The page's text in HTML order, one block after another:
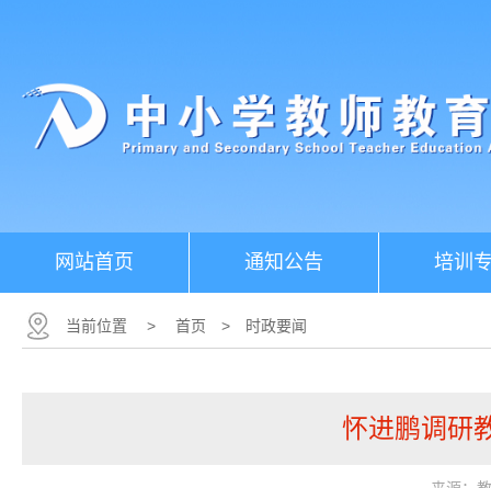
网站首页 通知公告 培训
当前位置 > 首页 > 时政要闻
怀进鹏调研